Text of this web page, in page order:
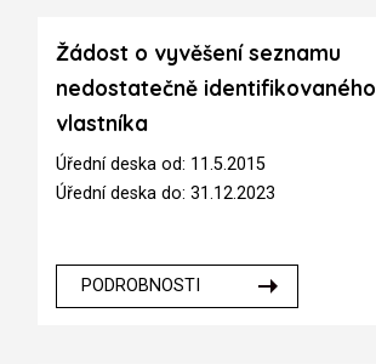
Žádost o vyvěšení seznamu
nedostatečně identifikovaného
vlastníka
Úřední deska od: 11.5.2015
Úřední deska do: 31.12.2023
PODROBNOSTI